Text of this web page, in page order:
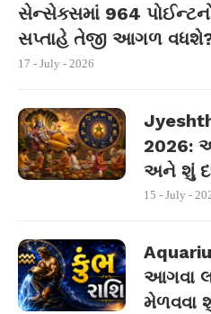
સેન્સેક્સમાં 964
સપ્તાહે તેજી આગળ
17 - July - 2026
2026:
અને શું
15 - July -
આગવા
મેળવવા